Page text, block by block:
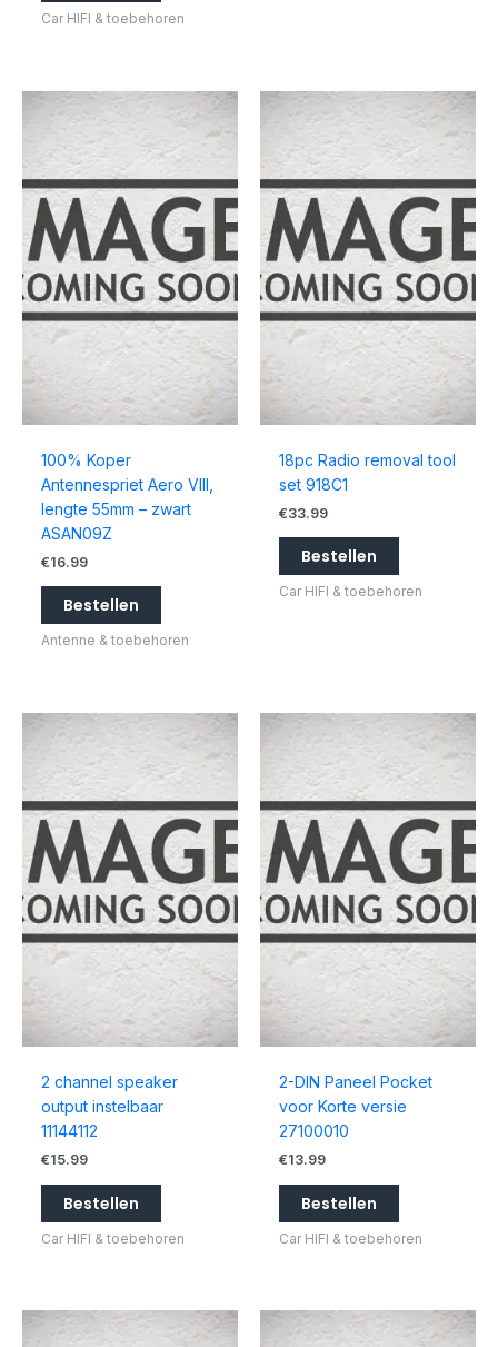
Car HIFI & toebehoren
100% Koper
Antennespriet Aero VIII,
lengte 55mm – zwart
ASAN09Z
€16.99
Bestellen
Antenne & toebehoren
18pc Radio removal tool
set 918C1
€33.99
Bestellen
Car HIFI & toebehoren
2 channel speaker
output instelbaar
11144112
€15.99
Bestellen
Car HIFI & toebehoren
2-DIN Paneel Pocket
voor Korte versie
27100010
€13.99
Bestellen
Car HIFI & toebehoren